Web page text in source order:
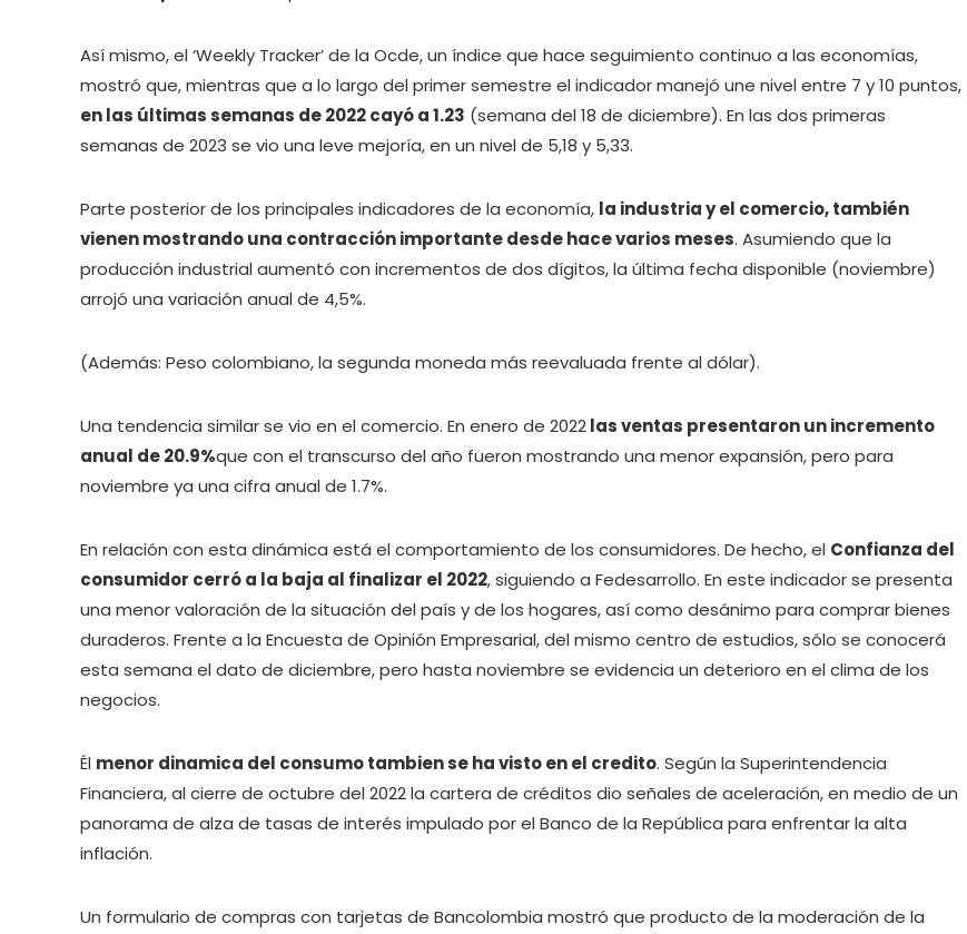
Así mismo, el ‘Weekly Tracker’ de la Ocde, un índice que hace seguimiento continuo a las economías,
mostró que, mientras que a lo largo del primer semestre el indicador manejó une nivel entre 7 y 10 puntos,
en las últimas semanas de 2022 cayó a 1.23 (semana del 18 de diciembre). En las dos primeras
semanas de 2023 se vio una leve mejoría, en un nivel de 5,18 y 5,33.
Parte posterior de los principales indicadores de la economía, la industria y el comercio, también
vienen mostrando una contracción importante desde hace varios meses. Asumiendo que la
producción industrial aumentó con incrementos de dos dígitos, la última fecha disponible (noviembre)
arrojó una variación anual de 4,5%.
(Además: Peso colombiano, la segunda moneda más reevaluada frente al dólar).
Una tendencia similar se vio en el comercio. En enero de 2022las ventas presentaron un incremento
anual de 20.9%que con el transcurso del año fueron mostrando una menor expansión, pero para
noviembre ya una cifra anual de 1.7%.
En relación con esta dinámica está el comportamiento de los consumidores. De hecho, el Confianza del
consumidor cerró a la baja al finalizar el 2022, siguiendo a Fedesarrollo. En este indicador se presenta
una menor valoración de la situación del país y de los hogares, así como desánimo para comprar bienes
duraderos. Frente a la Encuesta de Opinión Empresarial, del mismo centro de estudios, sólo se conocerá
esta semana el dato de diciembre, pero hasta noviembre se evidencia un deterioro en el clima de los
negocios.
Él menor dinamica del consumo tambien se ha visto en el credito. Según la Superintendencia
Financiera, al cierre de octubre del 2022 la cartera de créditos dio señales de aceleración, en medio de un
panorama de alza de tasas de interés impulado por el Banco de la República para enfrentar la alta
inflación.
Un formulario de compras con tarjetas de Bancolombia mostró que producto de la moderación de la